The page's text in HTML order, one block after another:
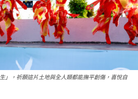
」，祈願這片土地與全人類都能撫平創傷，喜悅自